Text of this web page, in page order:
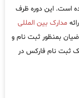
است. این دوره ظرف
مدارک بین المللی
بمنظور ثبت نام و
ثبت نام فارکس در